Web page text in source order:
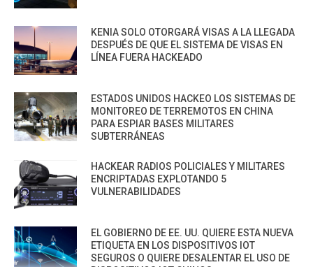
KENIA SOLO OTORGARÁ VISAS A LA LLEGADA
DESPUÉS DE QUE EL SISTEMA DE VISAS EN
LÍNEA FUERA HACKEADO
ESTADOS UNIDOS HACKEO LOS SISTEMAS DE
MONITOREO DE TERREMOTOS EN CHINA
PARA ESPIAR BASES MILITARES
SUBTERRÁNEAS
HACKEAR RADIOS POLICIALES Y MILITARES
ENCRIPTADAS EXPLOTANDO 5
VULNERABILIDADES
EL GOBIERNO DE EE. UU. QUIERE ESTA NUEVA
ETIQUETA EN LOS DISPOSITIVOS IOT
SEGUROS O QUIERE DESALENTAR EL USO DE